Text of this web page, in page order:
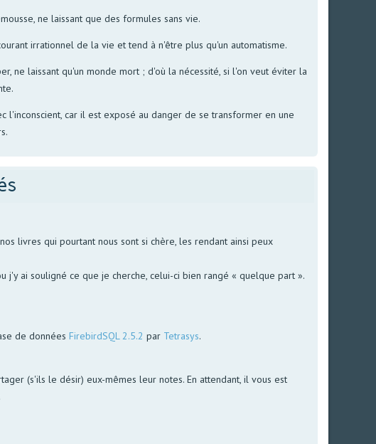
ne laissant que des formules sans vie.
irrationnel de la vie et tend à n'être plus qu'un automatisme.
ne laissant qu'un monde mort ; d'où la nécessité, si l'on veut éviter la
l'inconscient, car il est exposé au danger de se transformer en une
livres qui pourtant nous sont si chère, les rendant ainsi peux
ai souligné ce que je cherche, celui-ci bien rangé « quelque part ».
de donnéesFirebirdSQL 2.5.2 par Tetrasys.
(s'ils le désir) eux-mêmes leur notes. En attendant, il vous est